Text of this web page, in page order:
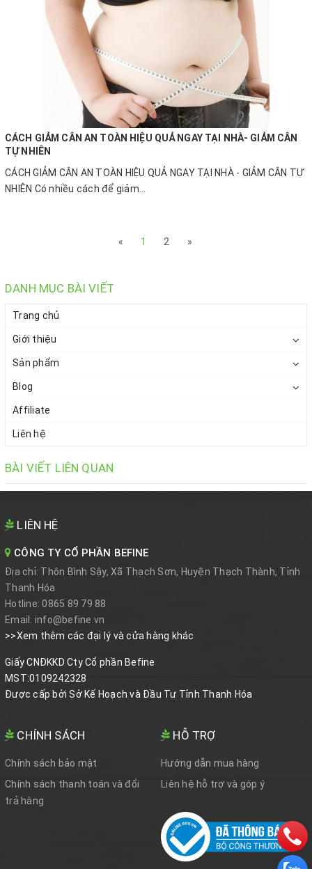
CÁCH GIẢM CÂN AN TOÀN HIỆU QUẢ NGAY TẠI NHÀ- GIẢM CÂN
TỰ NHIÊN
CÁCH GIẢM CÂN AN TOÀN HIỆU QUẢ NGAY TẠI NHÀ - GIẢM CÂN TỰ
NHIÊN Có nhiều cách để giảm...
« 1 2 »
DANH MỤC BÀI VIẾT
Trang chủ
Giới thiệu
Sản phẩm
Blog
Affiliate
Liên hệ
BÀI VIẾT LIÊN QUAN
LIÊN HỆ
CÔNG TY CỔ PHẦN BEFINE
Địa chỉ: Thôn Bình Sậy, Xã Thạch Sơn, Huyện Thạch Thành, Tỉnh
Thanh Hóa
Hotline: 0865 89 79 88
Email: info@befine.vn
>>Xem thêm các đại lý và cửa hàng khác
Giấy CNĐKKD Cty Cổ phần Befine
MST:0109242328
Được cấp bởi Sở Kế Hoạch và Đầu Tư Tỉnh Thanh Hóa
CHÍNH SÁCH
Chính sách bảo mật
Chính sách thanh toán và đổi
trả hàng
HỖ TRỢ
Hướng dẫn mua hàng
Liên hệ hỗ trợ và góp ý